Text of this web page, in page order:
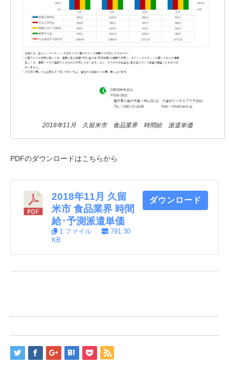
2018年11月 久留米市 食品業界 時間給 派遣単価
PDFのダウンロードはこちらから
2018年11月 久留
米市 食品業界 時間
給･予測派遣単価
1 ファイル
791.30
KB
ダウンロード